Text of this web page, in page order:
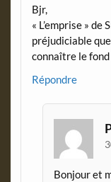
Bjr,
« L’emprise »
préjudiciable
connaître le
Répondre
Bonjour et